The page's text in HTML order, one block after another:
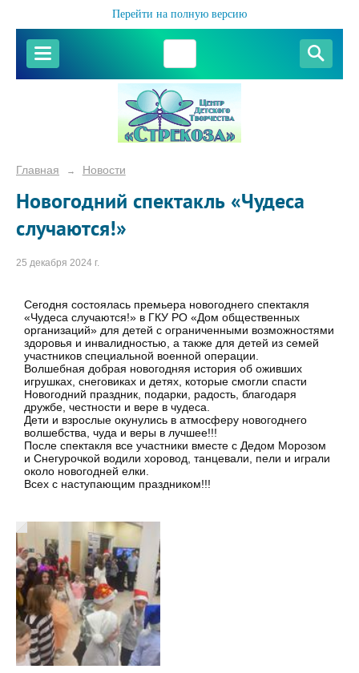
Перейти на полную версию
Главная → Новости
Новогодний спектакль «Чудеса
случаются!»
25 декабря 2024 г.
Сегодня состоялась премьера новогоднего спектакля
«Чудеса случаются!» в ГКУ РО «Дом общественных
организаций» для детей с ограниченными возможностями
здоровья и инвалидностью, а также для детей из семей
участников специальной военной операции.
Волшебная добрая новогодняя история об оживших
игрушках, снеговиках и детях, которые смогли спасти
Новогодний праздник, подарки, радость, благодаря
дружбе, честности и вере в чудеса.
Дети и взрослые окунулись в атмосферу новогоднего
волшебства, чуда и веры в лучшее!!!
После спектакля все участники вместе с Дедом Морозом
и Снегурочкой водили хоровод, танцевали, пели и играли
около новогодней елки.
Всех с наступающим праздником!!!